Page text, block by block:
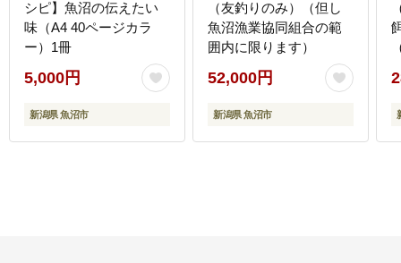
シピ】魚沼の伝えたい
味（A4 40ページカラ
ー）1冊
5,000円
新潟県 魚沼市
（友釣りのみ）（但し
魚沼漁業協同組合の範
囲内に限ります）
52,000円
新潟県 魚沼市